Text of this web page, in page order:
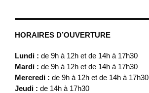
HORAIRES D’OUVERTURE
Lundi : de 9h à 12h et de 14h à 17h30
Mardi : de 9h à 12h et de 14h à 17h30
Mercredi : de 9h à 12h et de 14h à 17h30
Jeudi : de 14h à 17h30